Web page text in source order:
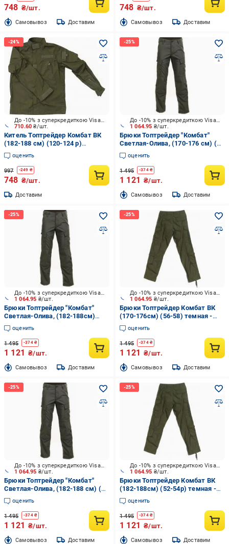
748 ₴/шт.
Cамовывоз Доставим
748 ₴/шт.
Cамовывоз Доставим
710.60₴/шт.
До -10% з суперкредиткою Visa Вигода
Китель Топтрейдер Комбат ВК
(182-188 см) (120-124 р)
темная-олива р.XXL
оценить
997 -249 ₴
748 ₴/шт.
Доставим
1 064.95 ₴/шт.
До -10% з суперкредиткою Visa Вигода
Брюки Топтрейдер "Комбат"
Светлая-Олива, (170-176 см) (
44-46 р) р.S
оценить
1 495 -374₴
1 121 ₴/шт.
Cамовывоз Доставим
1 064.95 ₴/шт.
До -10% з суперкредиткою Visa Вигода
Брюки Топтрейдер "Комбат"
Светлая-Олива, (182-188см)
(64-66 р) р.3XL
оценить
1 495 -374₴
1 121 ₴/шт.
Cамовывоз Доставим
1 064.95 ₴/шт.
До -10% з суперкредиткою Visa Вигода
Брюки Топтрейдер Комбат ВК
(170-176см) (56-58) темная -
олива р.XL
оценить
1 495 -374₴
1 121 ₴/шт.
Cамовывоз Доставим
1 064.95 ₴/шт.
До -10% з суперкредиткою Visa Вигода
Брюки Топтрейдер "Комбат"
Светлая-Олива, (182-188 см) (
44-46р) р.S
оценить
1 495 -374₴
1 121 ₴/шт.
Cамовывоз Доставим
1 064.95 ₴/шт.
До -10% з суперкредиткою Visa Вигода
Брюки Топтрейдер Комбат ВК
(182-188см) (52-54р) темная -
олива р.L
оценить
1 495 -374₴
1 121 ₴/шт.
Cамовывоз Доставим